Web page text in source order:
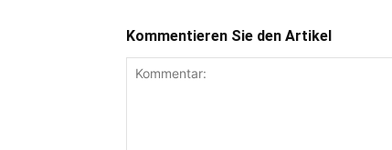
Kommentieren Sie den Artikel